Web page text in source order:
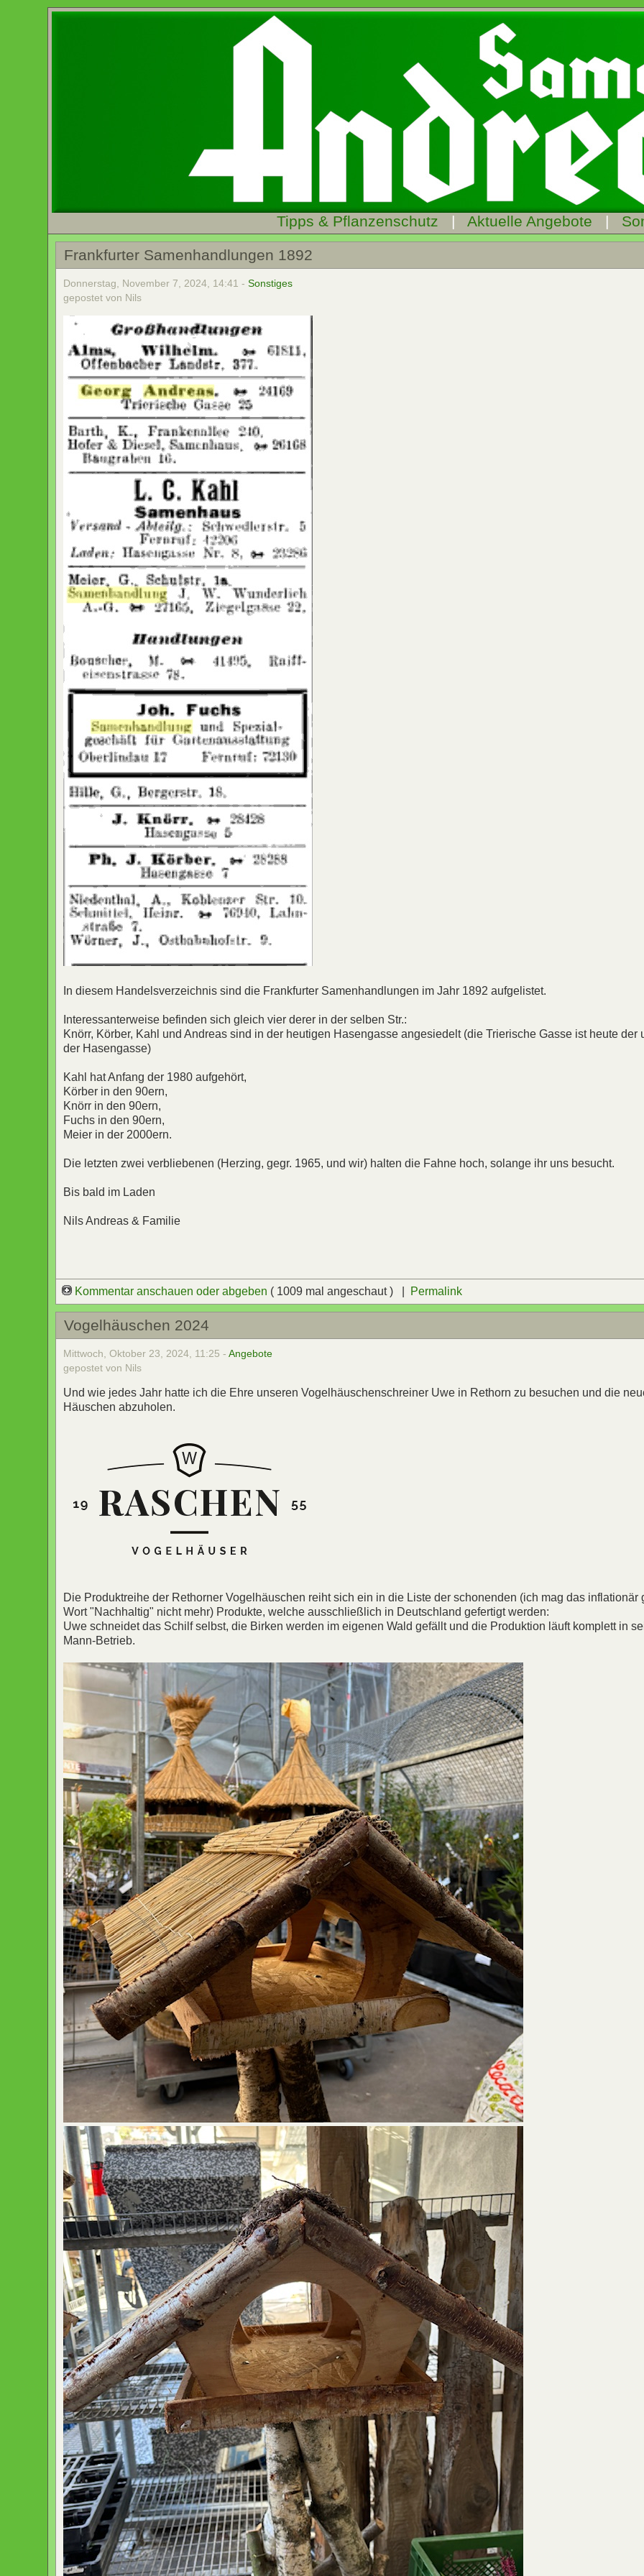
Tipps & Pflanzenschutz | Aktuelle Angebote |
Frankfurter Samenhandlungen 1892
Donnerstag, November 7, 2024, 14:41 -Sonstiges
gepostet von Nils
In diesem Handelsverzeichnis sind die Frankfurter Samenhandlungen im Jahr 1892 aufgelistet.
Interessanterweise befinden sich gleich vier derer in der selben Str.:
Knörr, Körber, Kahl und Andreas sind in der heutigen Hasengasse angesiedelt (die Trierische Gasse ist heute der
der Hasengasse)
Kahl hat Anfang der 1980 aufgehört,
Körber in den 90ern,
Knörr in den 90ern,
Fuchs in den 90ern,
Meier in der 2000ern.
Die letzten zwei verbliebenen (Herzing, gegr. 1965, und wir) halten die Fahne hoch, solange ihr uns besucht.
Bis bald im Laden
Nils Andreas & Familie
Kommentar anschauen oder abgeben ( 1009 mal angeschaut ) | Permalink
Vogelhäuschen 2024
Mittwoch, Oktober 23, 2024, 11:25 -Angebote
gepostet von Nils
Und wie jedes Jahr hatte ich die Ehre unseren Vogelhäuschenschreiner Uwe in Rethorn zu besuchen und die
Häuschen abzuholen.
Die Produktreihe der Rethorner Vogelhäuschen reiht sich ein in die Liste der schonenden (ich mag das inflationär
Wort "Nachhaltig" nicht mehr) Produkte, welche ausschließlich in Deutschland gefertigt werden:
Uwe schneidet das Schilf selbst, die Birken werden im eigenen Wald gefällt und die Produktion läuft komplett in
Mann-Betrieb.